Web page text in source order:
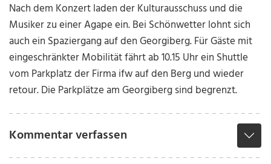
Nach dem Konzert laden der Kulturausschuss und die
Musiker zu einer Agape ein. Bei Schönwetter lohnt sich
auch ein Spaziergang auf den Georgiberg. Für Gäste mit
eingeschränkter Mobilität fährt ab 10.15 Uhr ein Shuttle
vom Parkplatz der Firma ifw auf den Berg und wieder
retour. Die Parkplätze am Georgiberg sind begrenzt.
Kommentar verfassen